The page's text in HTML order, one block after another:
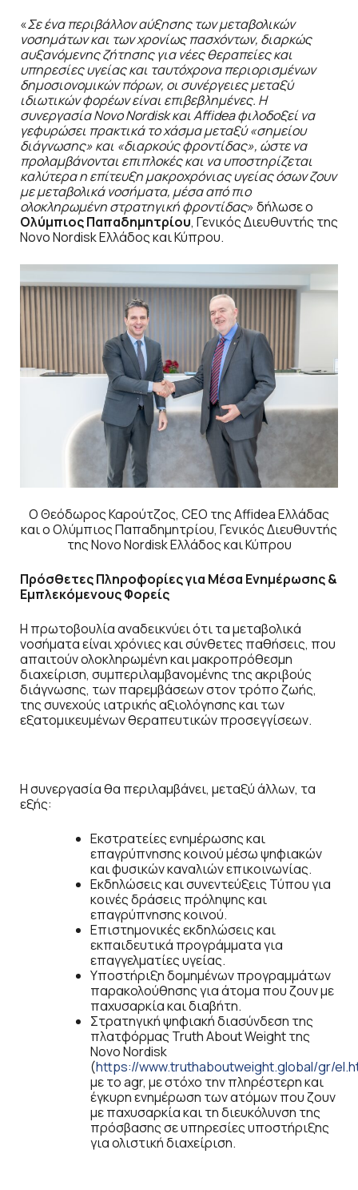
«Σε ένα περιβάλλοναύξησης των μεταβολικών
νοσημάτων και των χρονίως πασχόντων, διαρκώς
αυξανόμενης ζήτησης για νέες θεραπείες και
υπηρεσίες υγείας και ταυτόχρονα περιορισμένων
δημοσιονομικών πόρων, οι συνέργειες μεταξύ
ιδιωτικών φορέων είναι επιβεβλημένες. Η
συνεργασία Novo Nordisk και Affidea φιλοδοξεί να
γεφυρώσει πρακτικά το χάσμα μεταξύ «σημείου
διάγνωσης» και «διαρκούς φροντίδας», ώστε να
προλαμβάνονται επιπλοκές και να υποστηρίζεται
καλύτερα η επίτευξη μακροχρόνιας υγείας όσων ζουν
με μεταβολικά νοσήματα, μέσα από πιο
ολοκληρωμένη στρατηγική φροντίδας» δήλωσε ο
Ολύμπιος Παπαδημητρίου, Γενικός Διευθυντής της
Novo Nordisk Ελλάδος και Κύπρου.
Ο Θεόδωρος Καρούτζος, CEO της Affidea Ελλάδας
και ο Ολύμπιος Παπαδημητρίου, Γενικός Διευθυντής
της Novo Nordisk Ελλάδος και Κύπρου
Πρόσθετες Πληροφορίες για Μέσα Ενημέρωσης &
Εμπλεκόμενους Φορείς
Η πρωτοβουλία αναδεικνύει ότι τα μεταβολικά
νοσήματα είναι χρόνιες και σύνθετες παθήσεις, που
απαιτούν ολοκληρωμένη και μακροπρόθεσμη
διαχείριση, συμπεριλαμβανομένης της ακριβούς
διάγνωσης, των παρεμβάσεων στον τρόπο ζωής,
της συνεχούς ιατρικής αξιολόγησης και των
εξατομικευμένων θεραπευτικών προσεγγίσεων.
Η συνεργασία θα περιλαμβάνει, μεταξύ άλλων, τα
εξής:
Εκστρατείες ενημέρωσης και
επαγρύπνησης κοινού μέσω ψηφιακών
και φυσικών καναλιών επικοινωνίας.
Εκδηλώσεις και συνεντεύξεις Τύπου για
κοινές δράσεις πρόληψης και
επαγρύπνησης κοινού.
Επιστημονικές εκδηλώσεις και
εκπαιδευτικά προγράμματα για
επαγγελματίες υγείας.
Υποστήριξη δομημένων προγραμμάτων
παρακολούθησης για άτομα που ζουν με
παχυσαρκία και διαβήτη.
Στρατηγική ψηφιακή διασύνδεση της
πλατφόρμας Truth About Weight της
Novo Nordisk
(https://www.truthaboutweight.global/gr/
με το agr, με στόχο την πληρέστερη και
έγκυρη ενημέρωση των ατόμων που ζουν
με παχυσαρκία και τη διευκόλυνση της
πρόσβασης σε υπηρεσίες υποστήριξης
για ολιστική διαχείριση.